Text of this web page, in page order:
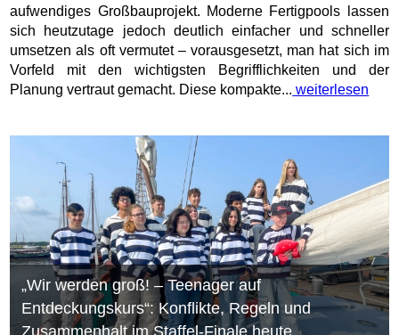
aufwendiges Großbauprojekt. Moderne Fertigpools lassen
sich heutzutage jedoch deutlich einfacher und schneller
umsetzen als oft vermutet – vorausgesetzt, man hat sich im
Vorfeld mit den wichtigsten Begrifflichkeiten und der
Planung vertraut gemacht. Diese kompakte... weiterlesen
„Wir werden groß! – Teenager auf
Entdeckungskurs“: Konflikte, Regeln und
Zusammenhalt im Staffel-Finale heute